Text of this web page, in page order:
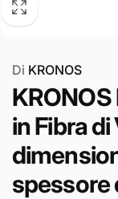
Di KRONOS
in Fibra
spessore